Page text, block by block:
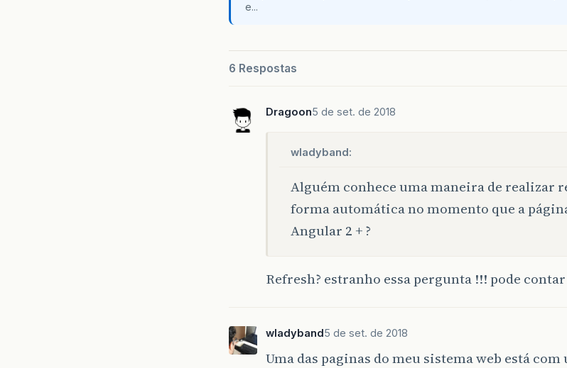
e...
6 Respostas
Dragoon5 de set. de 2018
wladyband:
Alguém conhece uma maneira de realizar
forma automática no momento que a
Angular 2 + ?
Refresh? estranho essa pergunta !!! pode
wladyband5 de set. de 2018
Uma das paginas do meu sistema web está